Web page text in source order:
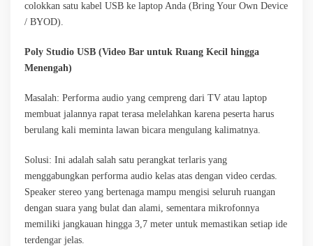
colokkan satu kabel USB ke laptop Anda (Bring Your Own Device
/ BYOD).
Poly Studio USB (Video Bar untuk Ruang Kecil hingga
Menengah)
Masalah: Performa audio yang cempreng dari TV atau laptop
membuat jalannya rapat terasa melelahkan karena peserta harus
berulang kali meminta lawan bicara mengulang kalimatnya.
Solusi: Ini adalah salah satu perangkat terlaris yang
menggabungkan performa audio kelas atas dengan video cerdas.
Speaker stereo yang bertenaga mampu mengisi seluruh ruangan
dengan suara yang bulat dan alami, sementara mikrofonnya
memiliki jangkauan hingga 3,7 meter untuk memastikan setiap ide
terdengar jelas.